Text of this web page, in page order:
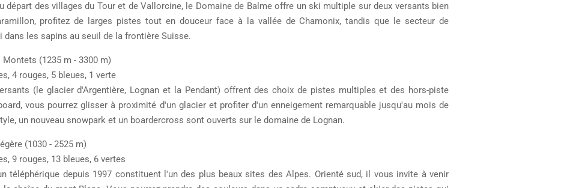
départ des villages du Tour et de Vallorcine, le Domaine de Balme offre un ski multiple sur deux versants bien
profitez de larges pistes tout en douceur face à la vallée de Chamonix, tandis que le secteur de
les sapins au seuil de la frontière Suisse.
Montets (1235 m - 3300 m)
4 rouges, 5 bleues, 1 verte
(le glacier d'Argentière, Lognan et la Pendant) offrent des choix de pistes multiples et des hors-piste
vous pourrez glisser à proximité d'un glacier et profiter d'un enneigement remarquable jusqu'au mois de
un nouveau snowpark et un boardercross sont ouverts sur le domaine de Lognan.
(1030 - 2525 m)
9 rouges, 13 bleues, 6 vertes
téléphérique depuis 1997 constituent l'un des plus beaux sites des Alpes. Orienté sud, il vous invite à venir